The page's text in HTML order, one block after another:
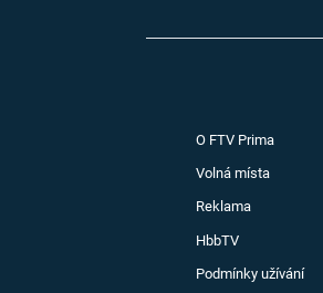
O FTV Prima
Volná místa
Reklama
HbbTV
Podmínky užívání